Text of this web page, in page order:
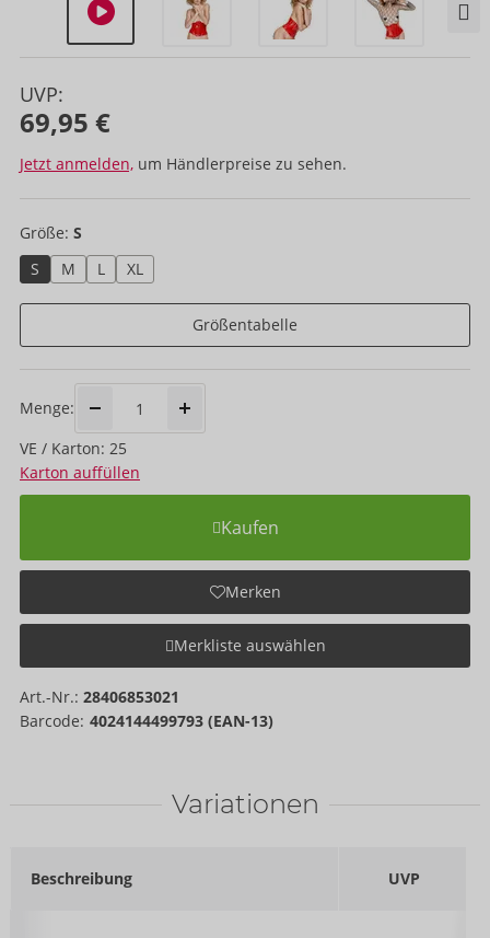
UVP:
69,95 €
Jetzt anmelden, um Händlerpreise zu sehen.
Größe: S
S
M L XL
Größentabelle
Menge:
VE / Karton: 25
Karton auffüllen
Kaufen
Merken
Merkliste auswählen
Art.-Nr.: 28406853021
Barcode: 4024144499793 (EAN-13)
Variationen
Beschreibung UVP